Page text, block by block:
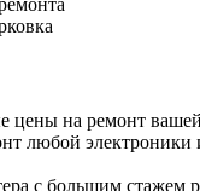
цены на ремонт
любой электроники
с большим стажем